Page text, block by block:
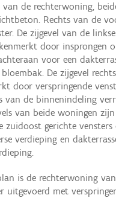
de rechterwoning,
Rechts van de
De zijgevel van de
door insprongen
voor een
De zijgevel
door verspringende
van de binnenindeling
van beide woningen
zuidoost gerichte vensters
verdieping en
is de rechterwoning
uitgevoerd met